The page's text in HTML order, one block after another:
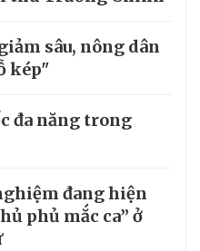
sâu, nông dân
kép"
đa năng trong
đang hiện
phủ mắc ca” ở